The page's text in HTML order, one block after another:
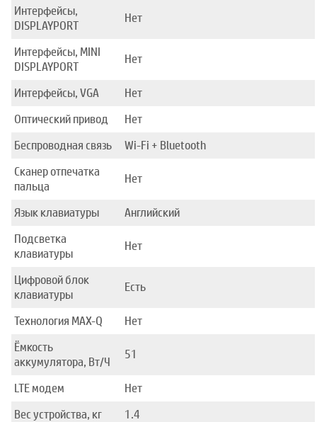
Интерфейсы,
DISPLAYPORT
Нет
Интерфейсы, MINI
DISPLAYPORT
Нет
Интерфейсы, VGA
Нет
Оптический привод
Нет
Беспроводная связь
Wi-Fi + Bluetooth
Сканер отпечатка
пальца
Нет
Язык клавиатуры
Английский
Подсветка
клавиатуры
Нет
Цифровой блок
клавиатуры
Есть
Технология MAX-Q
Нет
Ёмкость
аккумулятора, Вт/Ч
51
LTE модем
Нет
Вес устройства, кг
1.4